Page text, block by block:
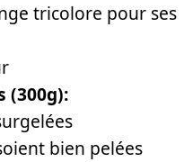
tricolore pour ses
(300g):
bien pelées